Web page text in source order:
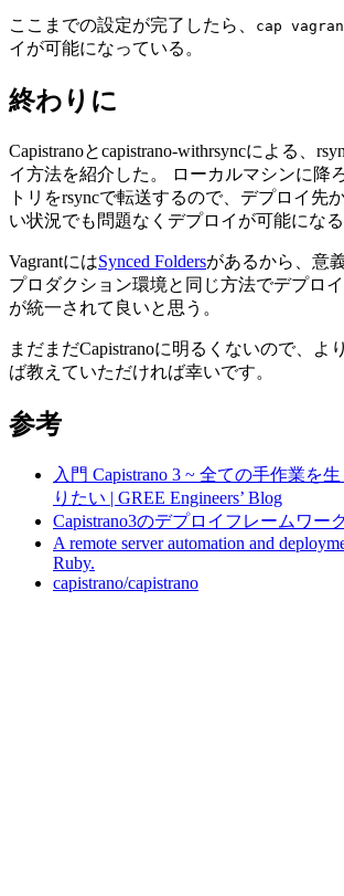
ここまでの設定が完了したら、 cap
イが可能になっている。
終わりに
Capistranoとcapistrano-withrsyncによる、
イ方法を紹介した。 ローカルマシンに降
トリをrsyncで転送するので、デプロイ先
い状況でも問題なくデプロイが可能になる
VagrantにはSynced Foldersがあるから、意
プロダクション環境と同じ方法でデプロ
が統一されて良いと思う。
まだまだCapistranoに明るくないので、よ
ば教えていただければ幸いです。
参考
入門 Capistrano 3 ~ 全ての手作業を
りたい | GREE Engineers’ Blog
Capistrano3のデプロイフレームワー
A remote server automation and
Ruby.
capistrano/capistrano